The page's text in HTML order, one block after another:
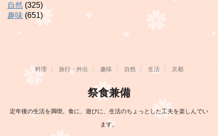
自然 (325)
趣味 (651)
料理 旅行・外出 趣味 自然 生活 京都
祭食兼備
定年後の生活を満喫。食に、遊びに、生活のちょっとした工夫を楽しんでい
ます。